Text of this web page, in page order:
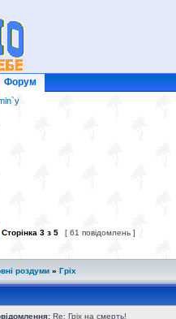
Форум
Сторінка 3 з 5 [ 61 повідомлень ]
роздуми » Гріх
Re: Гріх на смерть!